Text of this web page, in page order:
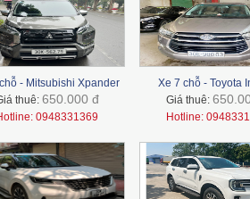
- Mitsubishi Xpander
thuê: 650.000 đ
0948331369
Xe 7 chỗ - Toyota
Giá thuê:
Hotline: